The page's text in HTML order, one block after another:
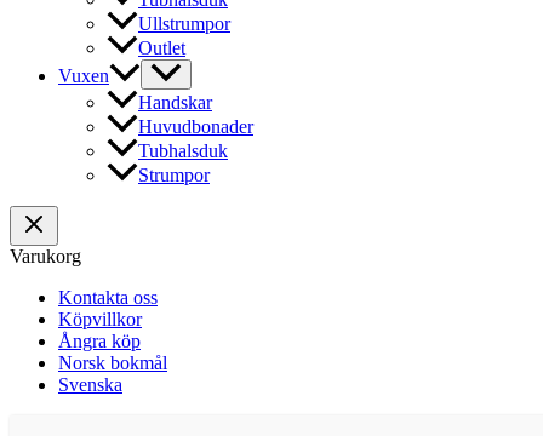
Ullstrumpor
Outlet
Vuxen
Handskar
Huvudbonader
Tubhalsduk
Strumpor
Varukorg
Kontakta oss
Köpvillkor
Ångra köp
Norsk bokmål
Svenska